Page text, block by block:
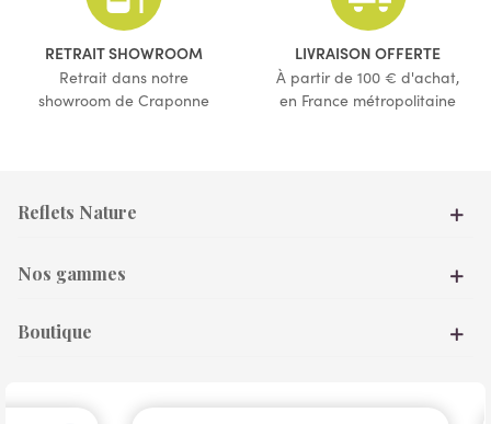
(1 avis)
(2 avis)
RETRAIT SHOWROOM
Retrait dans notre
showroom de Craponne
LIVRAISON OFFERTE
À partir de 100 € d'achat,
en France métropolitaine
Reflets Nature
Nos gammes
Boutique